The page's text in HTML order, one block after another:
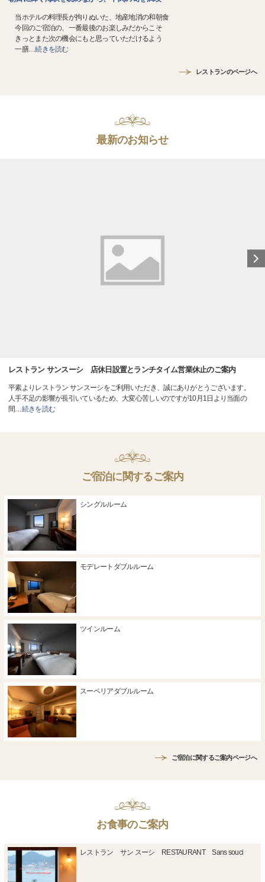
当ホテルの料理長が拘りぬいた、地産地消の和朝食
今回のご宿泊の、一番最後のお楽しみだからこそ
きっとまた次の機会にもと思っていただけるよう
一膳…続きを読む
レストランのページへ
最新のお知らせ
レストラン サンスーシ 店休日設置とランチタイム営業休止のご案内
平素よりレストラン サンスーシをご利用いただき、誠にありがとうございます。
人手不足の影響が長引いているため、大変心苦しいのですが10月1日より当面の
間…続きを読む
ご宿泊に関するご案内
シングルルーム
モデレートダブルルーム
ツインルーム
スーペリアダブルルーム
ご宿泊に関するご案内ページへ
お食事のご案内
レストラン サン スーシ RESTAURANT Sans souci